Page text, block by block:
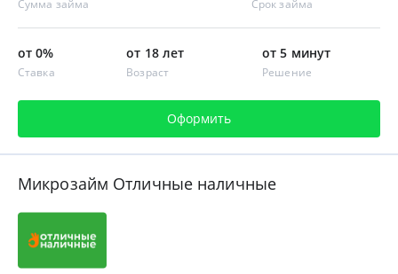
Сумма займа Срок займа
от 0%
Ставка
от 18 лет
Возраст
от 5 минут
Решение
Оформить
Микрозайм Отличные наличные